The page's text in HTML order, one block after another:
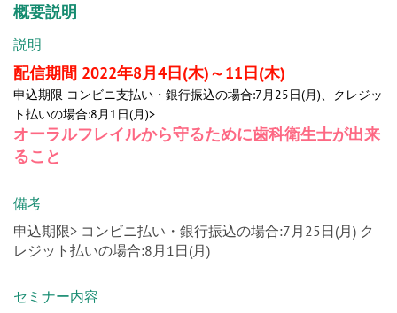
概要説明
説明
配信期間 2022年8月4日(木)～11日(木)
申込期限 コンビニ支払い・銀行振込の場合:7月25日(月)、クレジッ
ト払いの場合:8月1日(月)>
オーラルフレイルから守るために歯科衛生士が出来
ること
備考
申込期限> コンビニ払い・銀行振込の場合:7月25日(月) ク
レジット払いの場合:8月1日(月)
セミナー内容